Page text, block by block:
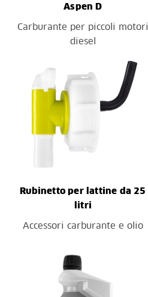
Aspen D
Carburante per piccoli motori
diesel
Rubinetto per lattine da 25
litri
Accessori carburante e olio